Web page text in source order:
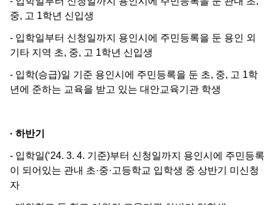
중, 고 1학년 신입생
- 입학일부터 신청일까지 용인시에 주민등록을 둔 용인 외
기타 지역 초, 중, 고 1학년 신입생
- 입학(승급)일 기준 용인시에 주민등록을 둔 초, 중, 고 1학
년에 준하는 교육을 받고 있는 대안교육기관 학생
· 하반기
- 입학일(‘24. 3. 4. 기준)부터 신청일까지 용인시에 주민등록
이 되어있는 관내 초·중·고등학교 입학생 중 상반기 미신청
자